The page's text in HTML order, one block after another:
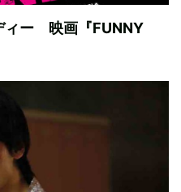
ィー 映画『FUNNY